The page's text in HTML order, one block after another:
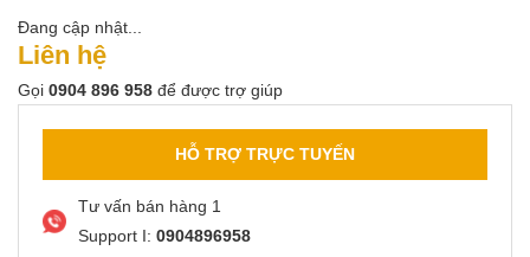
Đang cập nhật...
Liên hệ
Gọi 0904 896 958 để được trợ giúp
HỖ TRỢ TRỰC TUYẾN
Tư vấn bán hàng 1
Support I: 0904896958